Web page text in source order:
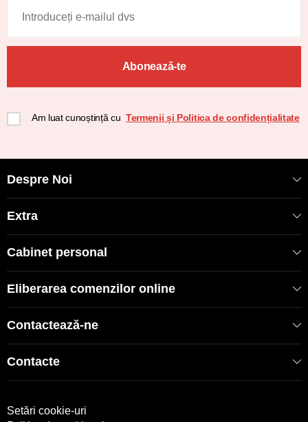
Abonează-te
Am luat cunoștință cu Termenii și Politica de confidențialitate
Despre Noi
Extra
Cabinet personal
Eliberarea comenzilor online
Contactează-ne
Contacte
Setări cookie-uri